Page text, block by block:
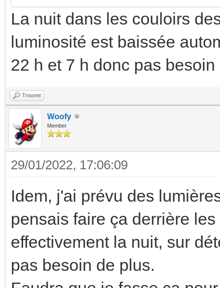
La nuit dans les couloirs
luminosité est baissée
22 h et 7 h donc pas
Trouver
Woofy
Member
29/01/2022, 17:06:09
Idem, j'ai prévu des
pensais faire ça derrière
effectivement la nuit, sur
pas besoin de plus.